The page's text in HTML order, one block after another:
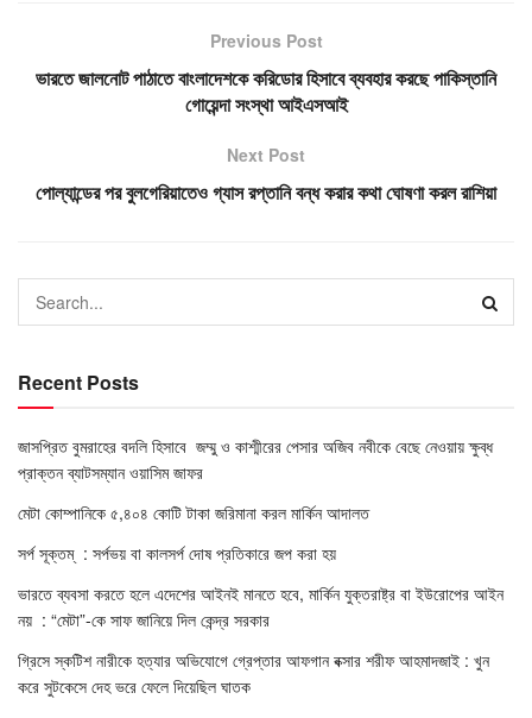
Previous Post
ভারতে জালনোট পাঠাতে বাংলাদেশকে করিডোর হিসাবে ব্যবহার করছে পাকিস্তানি
গোয়েন্দা সংস্থা আইএসআই
Next Post
পোল্যান্ডের পর বুলগেরিয়াতেও গ্যাস রপ্তানি বন্ধ করার কথা ঘোষণা করল রাশিয়া
Recent Posts
জাসপ্রিত বুমরাহের বদলি হিসাবে জম্মু ও কাশ্মীরের পেসার অজিব নবীকে বেছে নেওয়ায় ক্ষুব্ধ
প্রাক্তন ব্যাটসম্যান ওয়াসিম জাফর
মেটা কোম্পানিকে ৫,৪০৪ কোটি টাকা জরিমানা করল মার্কিন আদালত
সর্প সূক্তম্ : সর্পভয় বা কালসর্প দোষ প্রতিকারে জপ করা হয়
ভারতে ব্যবসা করতে হলে এদেশের আইনই মানতে হবে, মার্কিন যুক্তরাষ্ট্র বা ইউরোপের আইন
নয় : “মেটা”-কে সাফ জানিয়ে দিল কেন্দ্র সরকার
গ্রিসে স্কটিশ নারীকে হত্যার অভিযোগে গ্রেপ্তার আফগান বক্সার শরীফ আহমাদজাই : খুন
করে সুটকেসে দেহ ভরে ফেলে দিয়েছিল ঘাতক